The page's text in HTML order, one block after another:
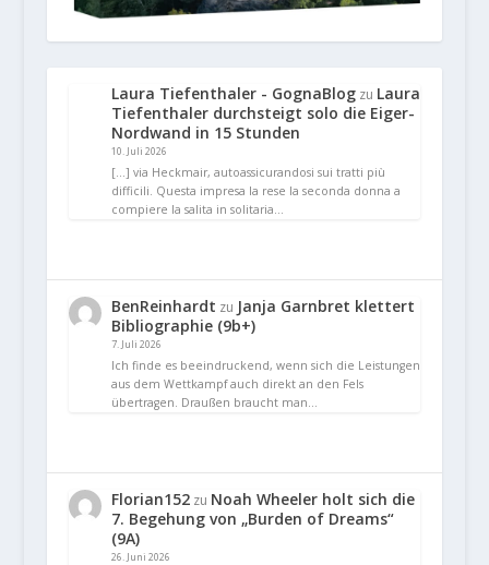
Laura Tiefenthaler - GognaBlogzu Laura
Tiefenthaler durchsteigt solo die Eiger-
Nordwand in 15 Stunden
10. Juli 2026
[…] via Heckmair, autoassicurandosi sui tratti più
difficili. Questa impresa la rese la seconda donna a
compiere la salita in solitaria…
BenReinhardt zu Janja Garnbret klettert
Bibliographie (9b+)
7. Juli 2026
Ich finde es beeindruckend, wenn sich die Leistungen
aus dem Wettkampf auch direkt an den Fels
übertragen. Draußen braucht man…
Florian152zu Noah Wheeler holt sich die
7. Begehung von „Burden of Dreams“
(9A)
26. Juni 2026